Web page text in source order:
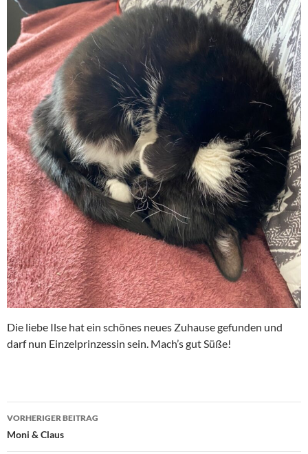
Die liebe Ilse hat ein schönes neues Zuhause gefunden und
darf nun Einzelprinzessin sein. Mach’s gut Süße!
Beitragsnavigation
VORHERIGER BEITRAG
Moni & Claus